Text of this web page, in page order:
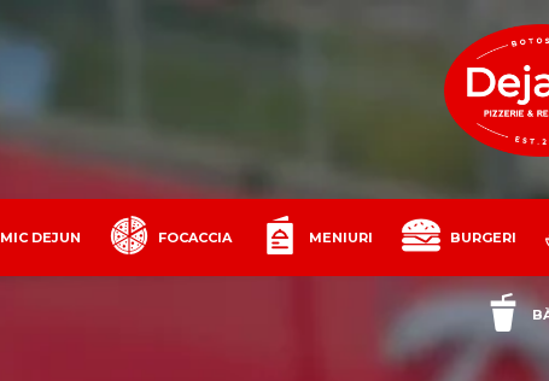
MIC DEJUN FOCACCIA MENIURI BURGERI